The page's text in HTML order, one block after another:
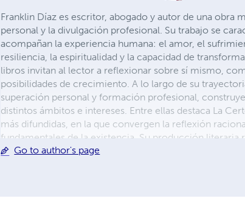
Franklin Díaz es escritor, abogado y autor de una obra
personal y la divulgación profesional. Su trabajo se
acompañan la experiencia humana: el amor, el
resiliencia, la espiritualidad y la capacidad de
libros invitan al lector a reflexionar sobre sí mismo,
posibilidades de crecimiento. A lo largo de su
superación personal y formación profesional,
distintos ámbitos e intereses. Entre ellas destaca La
más difundidas, en la que convergen la reflexión
fundamentales de la existencia. Su producción
y una permanente voluntad de tender puentes entre
Go to author's page